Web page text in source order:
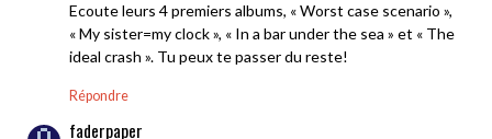
Ecoute leurs 4 premiers albums, « Worst case scenario »,
« My sister=my clock », « In a bar under the sea » et « The
ideal crash ». Tu peux te passer du reste!
Répondre
faderpaper